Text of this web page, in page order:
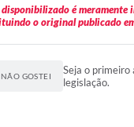
é
o original publicado
NÃO GOSTEI
Seja o primeiro
legislação.